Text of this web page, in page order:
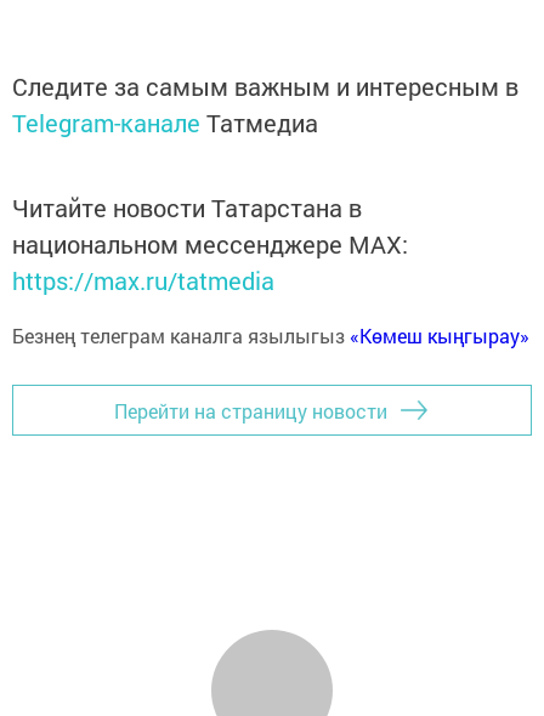
Следите за самым важным и интересным в
Telegram-канале Татмедиа
Читайте новости Татарстана в
национальном мессенджере MАХ:
https://max.ru/tatmedia
Безнең телеграм каналга язылыгыз «Көмеш кыңгырау»
Перейти на страницу новости